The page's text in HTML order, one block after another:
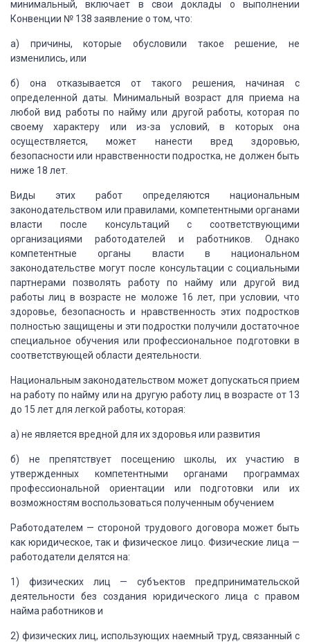
минимальный, включает в свои доклады о выполнении
Конвенции № 138 заявление о том, что:
а) причины, которые обусловили такое решение, не
изменились, или
б) она отказывается от такого решения, начиная с
определенной даты. Минимальный возраст для приема на
любой вид работы по найму или другой работы, которая по
своему характеру или из-за условий, в которых она
осуществляется, может нанести вред здоровью,
безопасности или нравственности подростка, не должен быть
ниже 18 лет.
Виды этих работ определяются национальным
законодательством или правилами, компетентными органами
власти после консультаций с соответствующими
организациями работодателей и работников. Однако
компетентные органы власти в национальном
законодательстве могут после консультации с социальными
партнерами позволять работу по найму или другой вид
работы лиц в возрасте не моложе 16 лет, при условии, что
здоровье, безопасность и нравственность этих подростков
полностью защищены и эти подростки получили достаточное
специальное обучения или профессиональное подготовки в
соответствующей области деятельности.
Национальным законодательством может допускаться прием
на работу по найму или на другую работулиц в возрасте от 13
до 15 лет для легкой работы, которая:
а) не является вредной для их здоровья или развития
б) не препятствует посещению школы, их участию в
утвержденных компетентными органами программах
профессиональной ориентации или подготовки или их
возможностям воспользоваться полученным обучением
Работодателем — стороной трудового договора может быть
как юридическое, так и физическое лицо. Физические лица —
работодатели делятся на:
1) физических лиц — субъектов предпринимательской
деятельности без создания юридического лица с правом
найма работников и
2) физическихлиц, использующих наемный труд, связанный с